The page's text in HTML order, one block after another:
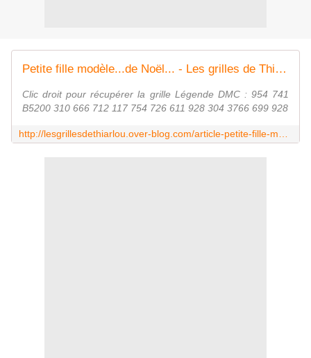
Petite fille modèle...de Noël... - Les grilles de Thiarlou
Clic droit pour récupérer la grille Légende DMC : 954 741
B5200 310 666 712 117 754 726 611 928 304 3766 699 928